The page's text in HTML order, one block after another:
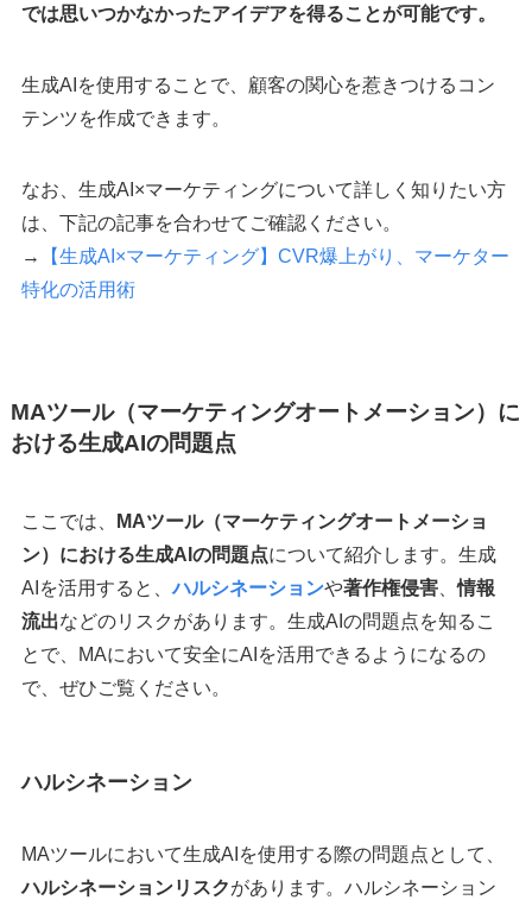
では思いつかなかったアイデアを得ることが可能です。
生成AIを使用することで、顧客の関心を惹きつけるコン
テンツを作成できます。
なお、生成AI×マーケティングについて詳しく知りたい方
は、下記の記事を合わせてご確認ください。
→
【生成AI×マーケティング】CVR爆上がり、マーケター
特化の活用術
MAツール（マーケティングオートメーション）に
おける生成AIの問題点
ここでは、
MAツール（マーケティングオートメーショ
ン）における生成AIの問題点について紹介します。生成
AIを活用すると、ハルシネーションや著作権侵害、情報
流出などのリスクがあります。生成AIの問題点を知るこ
とで、MAにおいて安全にAIを活用できるようになるの
で、ぜひご覧ください。
ハルシネーション
MAツールにおいて生成AIを使用する際の問題点として、
ハルシネーションリスクがあります。ハルシネーション